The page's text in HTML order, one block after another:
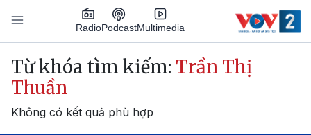
Nhảy đến nội dung
RadioPodcastMultimedia
Main navigation
Từ khóa tìm kiếm: Trần Thị
Thuần
Không có kết quả phù hợp